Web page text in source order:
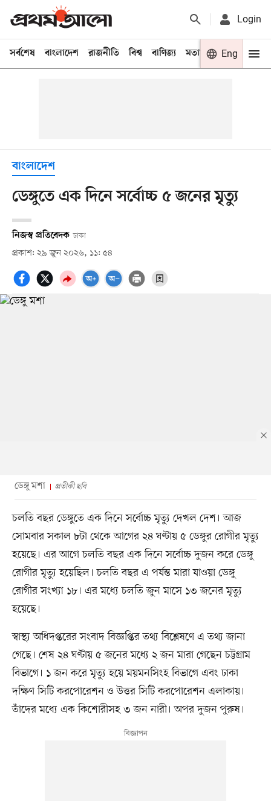
Login
সর্বশেষ বাংলাদেশ রাজনীতি বিশ্ব বাণিজ্য মতামত খেলা
Eng
বাংলাদেশ
ডেঙ্গুতে এক দিনে সর্বোচ্চ ৫ জনের মৃত্যু
নিজস্ব প্রতিবেদক ঢাকা
প্রকাশ: ২৯ জুন ২০২৬, ১১: ৫৪
ডেঙ্গু মশা প্রতীকী ছবি
চলতি বছর ডেঙ্গুতে এক দিনে সর্বোচ্চ মৃত্যু দেখল দেশ। আজ
সোমবার সকাল ৮টা থেকে আগের ২৪ ঘণ্টায় ৫ ডেঙ্গুর রোগীর মৃত্যু
হয়েছে। এর আগে চলতি বছর এক দিনে সর্বোচ্চ দুজন করে ডেঙ্গু
রোগীর মৃত্যু হয়েছিল। চলতি বছর এ পর্যন্ত মারা যাওয়া ডেঙ্গু
রোগীর সংখ্যা ১৮। এর মধ্যে চলতি জুন মাসে ১৩ জনের মৃত্যু
হয়েছে।
স্বাস্থ্য অধিদপ্তরের সংবাদ বিজ্ঞপ্তির তথ্য বিশ্লেষণে এ তথ্য জানা
গেছে। শেষ ২৪ ঘণ্টায় ৫ জনের মধ্যে ২ জন মারা গেছেন চট্টগ্রাম
বিভাগে। ১ জন করে মৃত্যু হয়ে ময়মনসিংহ বিভাগে এবং ঢাকা
দক্ষিণ সিটি করপোরেশন ও উত্তর সিটি করপোরেশন এলাকায়।
তাঁদের মধ্যে এক কিশোরীসহ ৩ জন নারী। অপর দুজন পুরুষ।